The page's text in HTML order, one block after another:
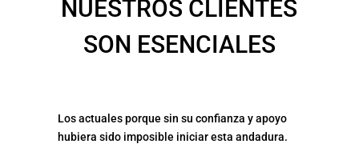
NUESTROS CLIENTES
SON ESENCIALES
Los actuales porque sin su confianza y apoyo
hubiera sido imposible iniciar esta andadura.